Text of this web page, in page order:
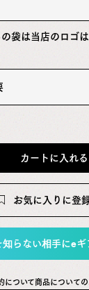
袋は当店のロゴ
カートに入れる
お気に入りに登
知らない相手にeギ
について商品について